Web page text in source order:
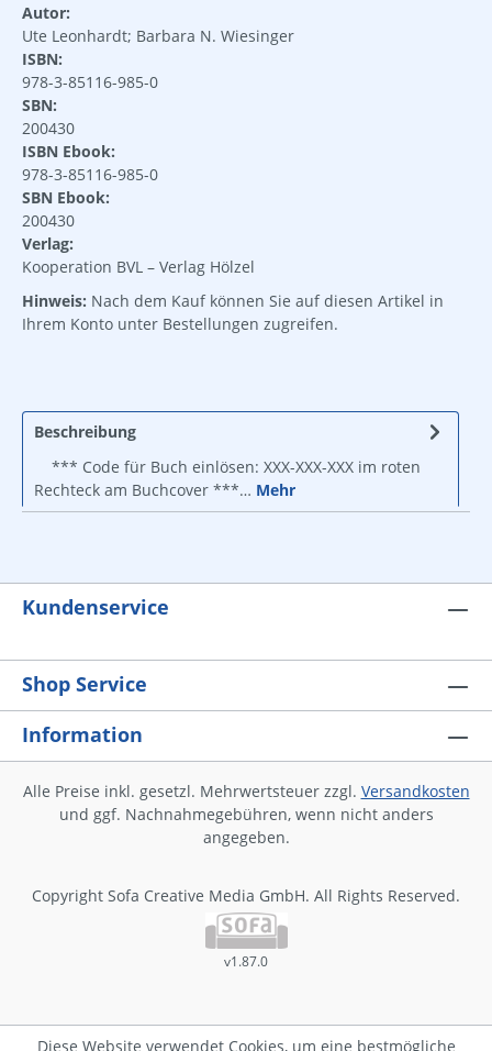
Autor:
Ute Leonhardt; Barbara N. Wiesinger
ISBN:
978-3-85116-985-0
SBN:
200430
ISBN Ebook:
978-3-85116-985-0
SBN Ebook:
200430
Verlag:
Kooperation BVL – Verlag Hölzel
Hinweis: Nach dem Kauf können Sie auf diesen Artikel in
Ihrem Konto unter Bestellungen zugreifen.
Beschreibung
*** Code für Buch einlösen: XXX-XXX-XXX im roten
Rechteck am Buchcover ***… Mehr
Kundenservice
Shop Service
Information
Alle Preise inkl. gesetzl. Mehrwertsteuer zzgl. Versandkosten
und ggf. Nachnahmegebühren, wenn nicht anders
angegeben.
Copyright Sofa Creative Media GmbH. All Rights Reserved.
v1.87.0
Diese Website verwendet Cookies, um eine bestmögliche